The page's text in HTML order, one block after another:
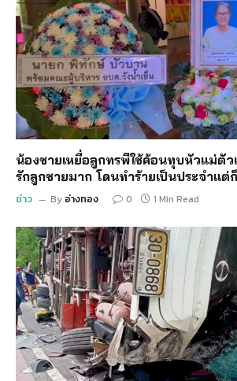
น้องชายเหยื่อลูกทรพีใช้ค้อนทุบหัวแม่ตัว
รักลูกชายมาก โดนทำร้ายเป็นประจำแต่
ข่าว By อ่างทอง 0 1 Min Read